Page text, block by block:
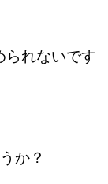
られないです
か？